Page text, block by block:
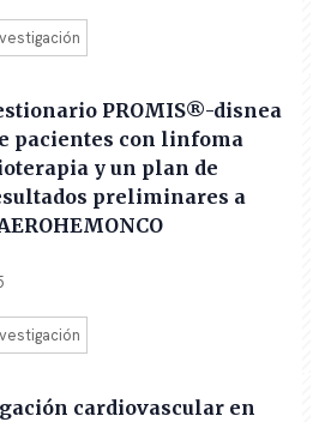
PROMIS®-disnea
pacientes con linfoma
y un plan de
preliminares a
cardiovascular en